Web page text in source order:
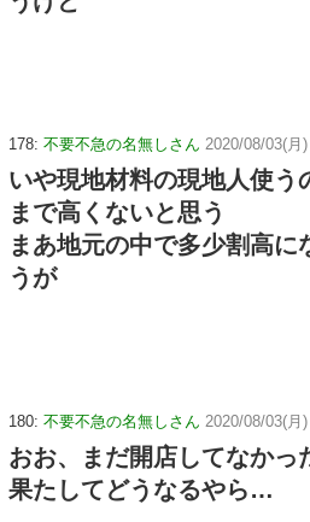
178: 不要不急の名無しさん 2020/08/03(月
いや現地材料の現地人使う
まで高くないと思う
まあ地元の中で多少割高に
うが
180: 不要不急の名無しさん 2020/08/03(月
おお、まだ開店してなかっ
果たしてどうなるやら…